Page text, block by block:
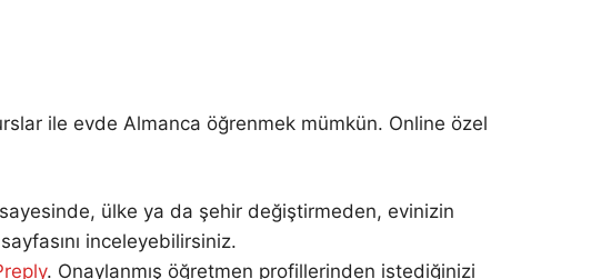
ile evde Almanca öğrenmek mümkün. Online özel
ülke ya da şehir değiştirmeden, evinizin
inceleyebilirsiniz.
. Onaylanmış öğretmen profillerinden istediğinizi